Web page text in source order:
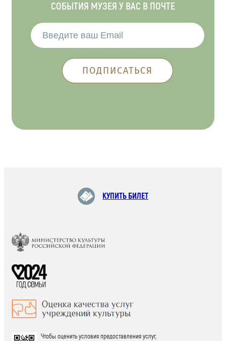
СОБЫТИЯ МУЗЕЯ У ВАС В ПОЧТЕ
КУПИТЬ БИЛЕТ
Чтобы оценить условия предоставления услуг,